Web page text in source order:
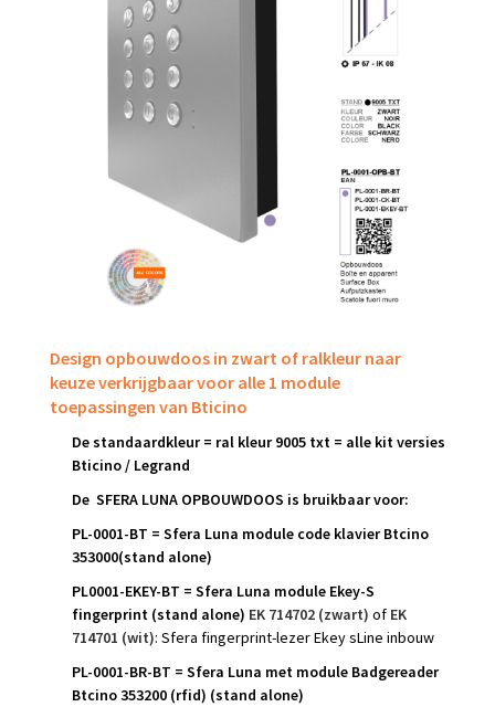
Design opbouwdoos in zwart of ralkleur naar
keuze verkrijgbaar voor alle 1 module
toepassingen van Bticino
De standaardkleur = ral kleur 9005 txt = alle kit versies
Bticino / Legrand
De SFERA LUNA OPBOUWDOOS is bruikbaar voor:
PL-0001-BT = Sfera Luna module code klavier Btcino
353000(stand alone)
PL0001-EKEY-BT = Sfera Luna module Ekey-S
fingerprint (stand alone) EK 714702 (zwart) of EK
714701 (wit): Sfera fingerprint-lezer Ekey sLine inbouw
PL-0001-BR-BT = Sfera Luna met module Badgereader
Btcino 353200 (rfid) (stand alone)